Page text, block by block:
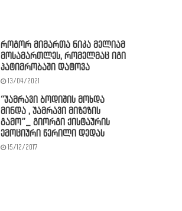
როგორ მიმართა ნიკა მელიამ
მოსამართლეს, რომელმაც იგი
პატიმრობაში დატოვა
13/04/2021
“უამრავი ბოდიშის მოხდა
მინდა , უამრავი მიზეზის
გამო”_ გიორგი ქისტაურის
ემოციური წერილი დედას
15/12/2017